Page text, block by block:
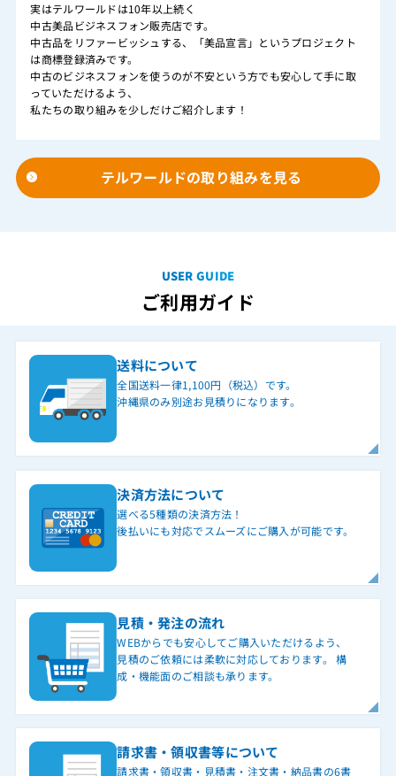
実はテルワールドは10年以上続く
中古美品ビジネスフォン販売店です。
中古品をリファービッシュする、「美品宣言」というプロジェクト
は商標登録済みです。
中古のビジネスフォンを使うのが不安という方でも安心して手に取
っていただけるよう、
私たちの取り組みを少しだけご紹介します！
テルワールドの取り組みを見る
USER GUIDE
ご利用ガイド
送料について
全国送料一律1,100円（税込）です。
沖縄県のみ別途お見積りになります。
決済方法について
選べる5種類の決済方法！
後払いにも対応でスムーズにご購入が可能です。
見積・発注の流れ
WEBからでも安心してご購入いただけるよう、
見積のご依頼には柔軟に対応しております。 構
成・機能面のご相談も承ります。
請求書・領収書等について
請求書・領収書・見積書・注文書・納品書の6書